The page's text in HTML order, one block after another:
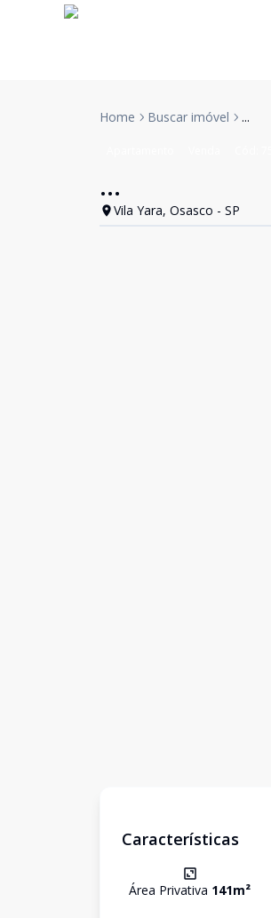
Home Buscar imóvel ...
...
Vila Yara, Osasco - SP
Características
Área Privativa 141m²